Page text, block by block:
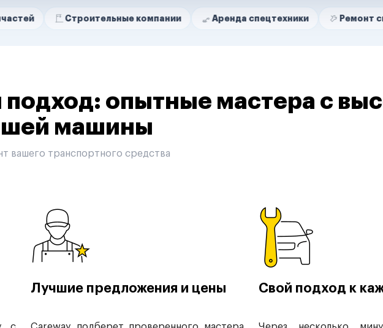
Строительные компании Аренда спецтехники Ремонт спецтехники
опытные мастера с
машины
вашего транспортного средства
Лучшие предложения и цены Свой подход к